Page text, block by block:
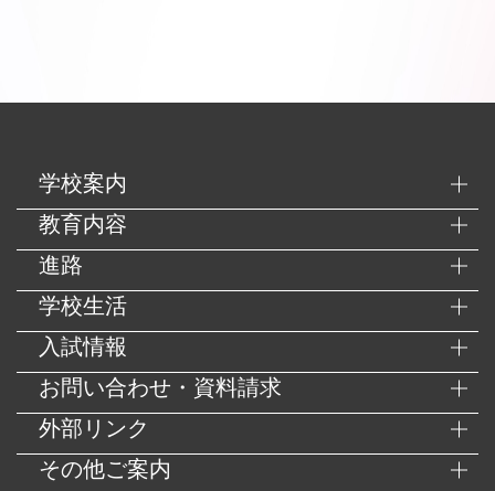
学校案内
教育内容
進路
学校生活
入試情報
お問い合わせ・資料請求
外部リンク
その他ご案内